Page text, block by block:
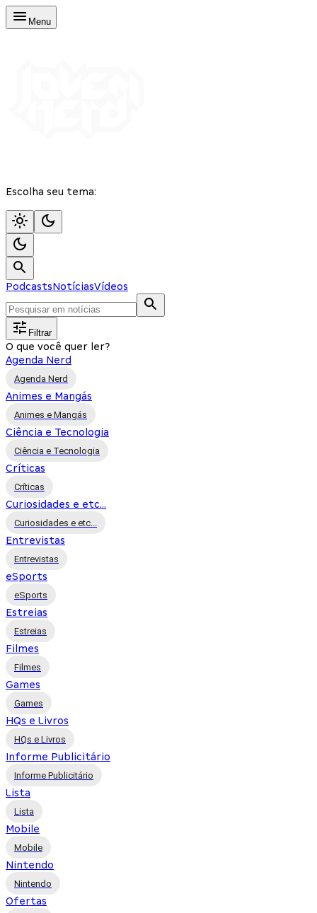
Menu
Escolha seu tema:
PodcastsNotíciasVídeos
Filtrar
O que você quer ler?
Agenda Nerd
Agenda Nerd
Animes e Mangás
Animes e Mangás
Ciência e Tecnologia
Ciência e Tecnologia
Críticas
Críticas
Curiosidades e etc...
Curiosidades e etc...
Entrevistas
Entrevistas
eSports
eSports
Estreias
Estreias
Filmes
Filmes
Games
Games
HQs e Livros
HQs e Livros
Informe Publicitário
Informe Publicitário
Lista
Lista
Mobile
Mobile
Nintendo
Nintendo
Ofertas